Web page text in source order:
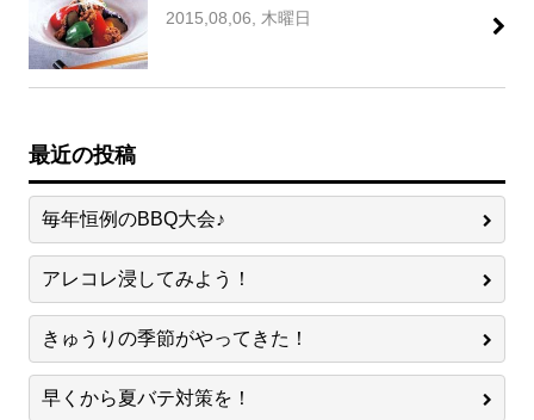
2015,08,06, 木曜日
最近の投稿
毎年恒例のBBQ大会♪
アレコレ浸してみよう！
きゅうりの季節がやってきた！
早くから夏バテ対策を！